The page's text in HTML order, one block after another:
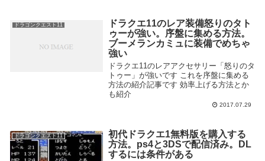
ドラゴンクエスト11
ドラクエ11のレア装備怒りのタト
ゥーが強い。序盤に集める方法。
ブーメランカミュに装備でめちゃ
強い
ドラクエ11のレアアクセサリー「怒りのタ
トゥー」が強いです これを序盤に集める
方法の紹介記事です 効率上げる方法とか
も紹介
2017.07.29
ドラゴンクエスト11
初代ドラクエ1無料版を購入する
方法。ps4と3DSで配信済み。DL
するには条件がある